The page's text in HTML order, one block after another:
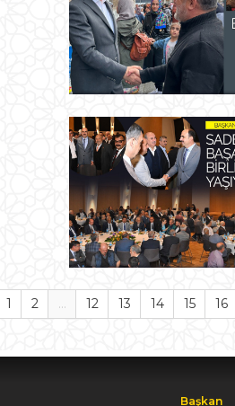
1 2 ... 12 13 14 15 16
Başkan